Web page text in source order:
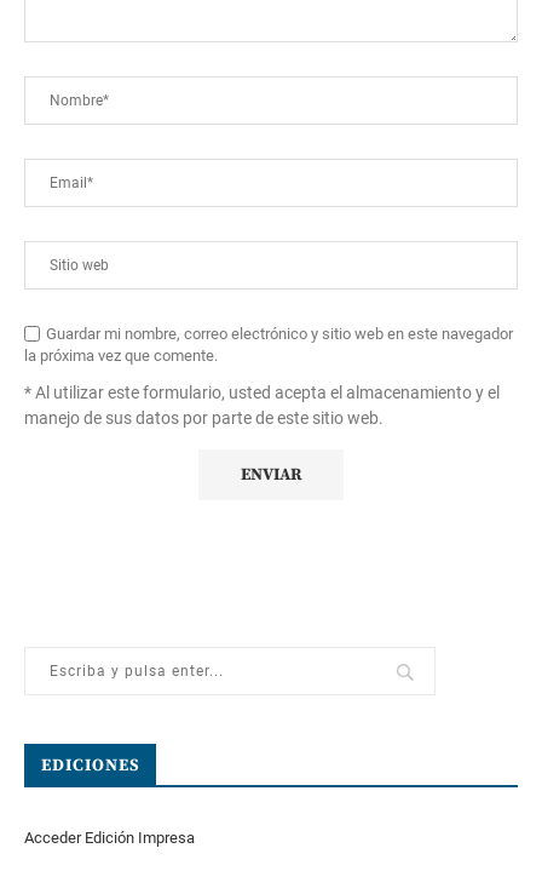
Guardar mi nombre, correo electrónico y sitio web en este navegador
la próxima vez que comente.
* Al utilizar este formulario, usted acepta el almacenamiento y el
manejo de sus datos por parte de este sitio web.
EDICIONES
Acceder Edición Impresa